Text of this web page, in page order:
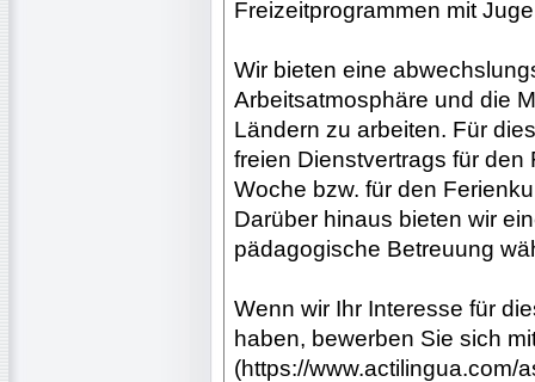
Freizeitprogrammen mit
Wir bieten eine
Arbeitsatmosphäre und die
Ländern zu arbeiten. Für
freien Dienstvertrags für
Woche bzw. für den
Darüber hinaus bieten wir
pädagogische Betreuung
Wenn wir Ihr Interesse für
haben, bewerben Sie sich
(https://www.actilingua.com/